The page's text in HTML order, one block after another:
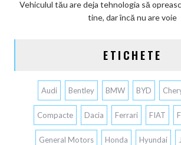
Vehiculul tău are deja tehnologia să
tine, dar încă nu are voie
ETICHETE
Audi Bentley BMW BYD
Compacte Dacia Ferrari FIAT
General Motors Honda Hyundai